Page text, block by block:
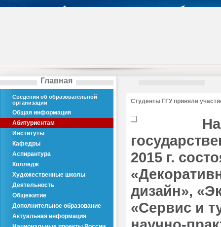
Главная
Сведения об образовательной
организации
Общая информация
Абитуриентам
Институты
Кафедры
Аспирантура
Колледж
Художественные школы
Деятельность
Общежитие
Дополнительное образование
Актуальная информация
Студенты ГГУ приняли
2015 г.
дизайн»,
«Сервис и